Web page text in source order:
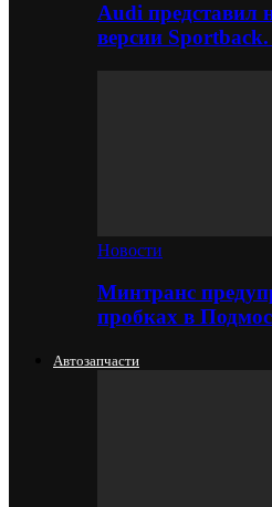
Audi представил
версии
Новости
Минтранс
пробках в
Автозапчасти